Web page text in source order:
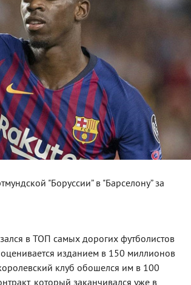
"Боруссии” в "Барселону” за
в ТОП самых дорогих футболистов
изданием в 150 миллионов
клуб обошелся им в 100